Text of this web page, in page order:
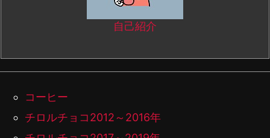
自己紹介
コーヒー
チロルチョコ2012～2016年